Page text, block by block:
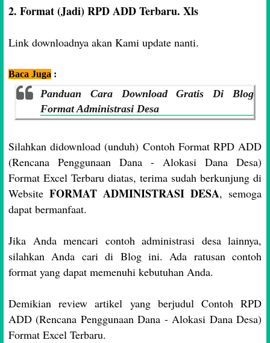
2. Format (Jadi) RPD ADD Terbaru. Xls
Link downloadnya akan Kami update nanti.
Baca Juga :
Panduan Cara Download Gratis Di Blog
Format Administrasi Desa
Silahkan didownload (unduh) Contoh Format RPD ADD
(Rencana Penggunaan Dana - Alokasi Dana Desa)
Format Excel Terbaru diatas, terima sudah berkunjung di
Website FORMAT ADMINISTRASI DESA, semoga
dapat bermanfaat.
Jika Anda mencari contoh administrasi desa lainnya,
silahkan Anda cari di Blog ini. Ada ratusan contoh
format yang dapat memenuhi kebutuhan Anda.
Demikian review artikel yang berjudul Contoh RPD
ADD (Rencana Penggunaan Dana - Alokasi Dana Desa)
Format Excel Terbaru.